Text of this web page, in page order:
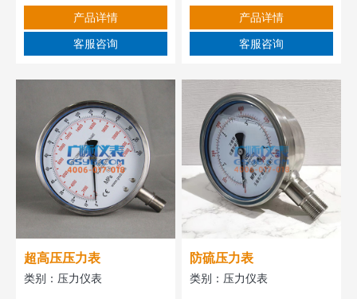
产品详情
客服咨询
产品详情
客服咨询
超高压压力表
类别： 压力仪表
防硫压力表
类别： 压力仪表